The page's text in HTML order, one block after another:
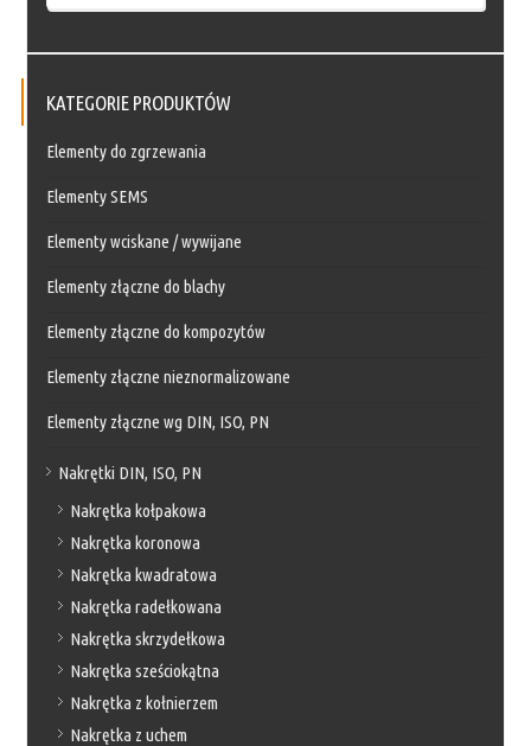
KATEGORIE PRODUKTÓW
Elementy do zgrzewania
Elementy SEMS
Elementy wciskane / wywijane
Elementy złączne do blachy
Elementy złączne do kompozytów
Elementy złączne nieznormalizowane
Elementy złączne wg DIN, ISO, PN
Nakrętki DIN, ISO, PN
Nakrętka kołpakowa
Nakrętka koronowa
Nakrętka kwadratowa
Nakrętka radełkowana
Nakrętka skrzydełkowa
Nakrętka sześciokątna
Nakrętka z kołnierzem
Nakrętka z uchem